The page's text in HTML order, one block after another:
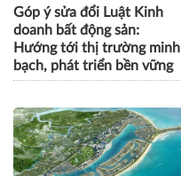
Góp ý sửa đổi Luật Kinh
doanh bất động sản:
Hướng tới thị trường minh
bạch, phát triển bền vững